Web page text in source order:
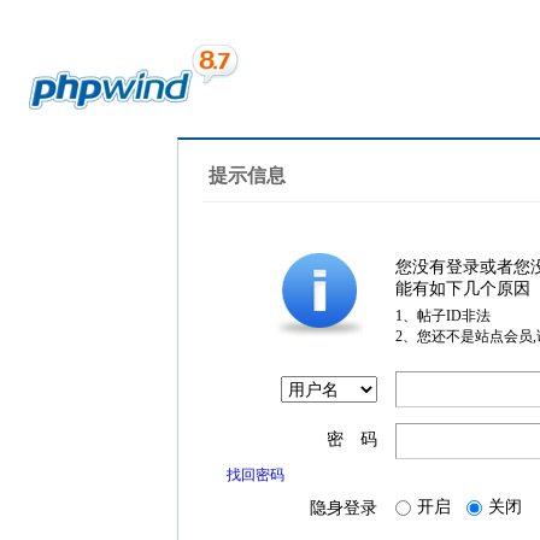
提示信息
您没有登录或者您
能有如下几个原因
1、帖子ID非法
2、您还不是站点会员
密 码
找回密码
隐身登录 开启 关闭